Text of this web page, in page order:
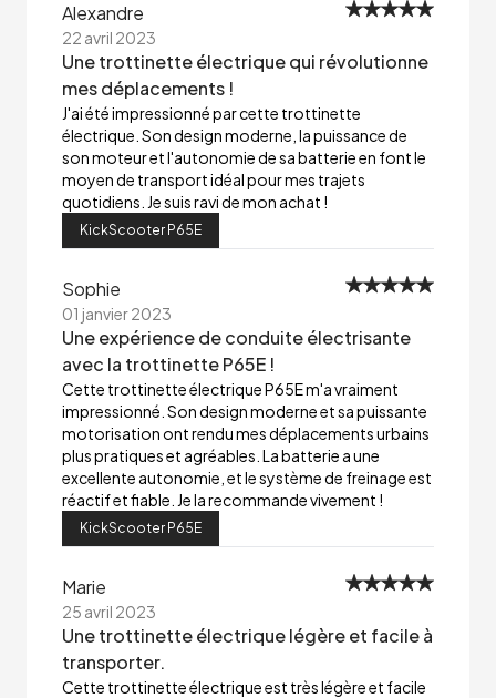
Alexandre
22 avril 2023
Une trottinette électrique qui révolutionne
mes déplacements !
J'ai été impressionné par cette trottinette
électrique. Son design moderne, la puissance de
son moteur et l'autonomie de sa batterie en font le
moyen de transport idéal pour mes trajets
quotidiens. Je suis ravi de mon achat !
KickScooter P65E
Sophie
01 janvier 2023
Une expérience de conduite électrisante
avec la trottinette P65E !
Cette trottinette électrique P65E m'a vraiment
impressionné. Son design moderne et sa puissante
motorisation ont rendu mes déplacements urbains
plus pratiques et agréables. La batterie a une
excellente autonomie, et le système de freinage est
réactif et fiable. Je la recommande vivement !
KickScooter P65E
Marie
25 avril 2023
Une trottinette électrique légère et facile à
transporter.
Cette trottinette électrique est très légère et facile